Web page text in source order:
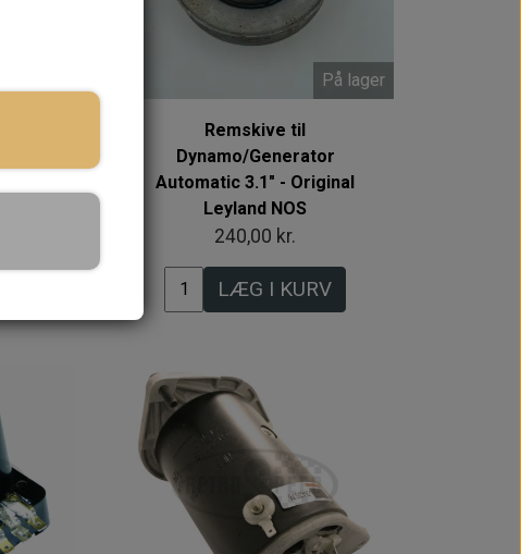
På lager
Remskive til
Dynamo/Generator
Automatic 3.1" - Original
Leyland NOS
240,00 kr.
LÆG I KURV